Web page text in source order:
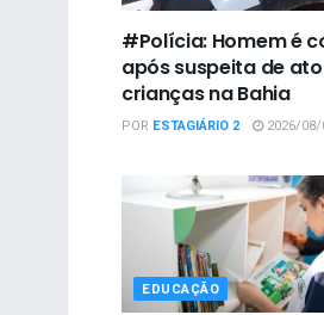
#Polícia: Homem é
após suspeita de
crianças na Bahia
POR ESTAGIÁRIO 2 2026/08/
EDUCAÇÃO